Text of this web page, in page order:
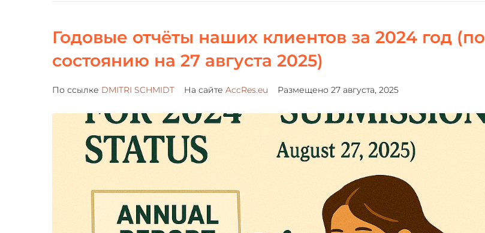
Годовые отчёты наших клиентов за 2024 год (по
состоянию на 27 августа 2025)
По ссылке DMITRI SCHMIDT На сайте AccRes.eu Размещено 27 августа, 2025